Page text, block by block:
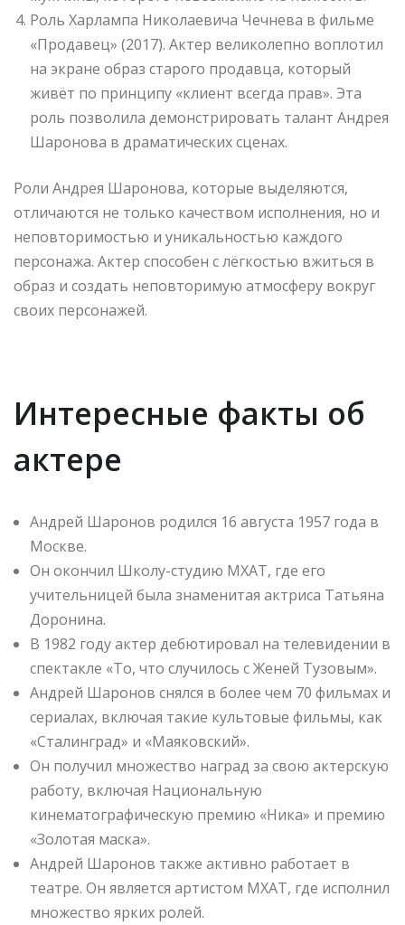
Роль Харлампа Николаевича Чечнева в фильме
«Продавец» (2017). Актер великолепно воплотил
на экране образ старого продавца, который
живёт по принципу «клиент всегда прав». Эта
роль позволила демонстрировать талант Андрея
Шаронова в драматических сценах.
Роли Андрея Шаронова, которые выделяются,
отличаются не только качеством исполнения, но и
неповторимостью и уникальностью каждого
персонажа. Актер способен с лёгкостью вжиться в
образ и создать неповторимую атмосферу вокруг
своих персонажей.
Интересные факты об
актере
Андрей Шаронов родился 16 августа 1957 года в
Москве.
Он окончил Школу-студию МХАТ, где его
учительницей была знаменитая актриса Татьяна
Доронина.
В 1982 году актер дебютировал на телевидении в
спектакле «То, что случилось с Женей Тузовым».
Андрей Шаронов снялся в более чем 70 фильмах и
сериалах, включая такие культовые фильмы, как
«Сталинград» и «Маяковский».
Он получил множество наград за свою актерскую
работу, включая Национальную
кинематографическую премию «Ника» и премию
«Золотая маска».
Андрей Шаронов также активно работает в
театре. Он является артистом МХАТ, где исполнил
множество ярких ролей.